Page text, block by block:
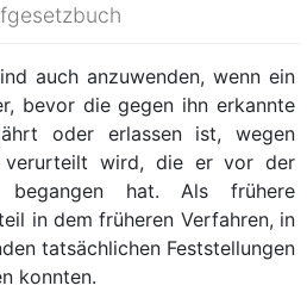
auch anzuwenden, wenn ein
bevor die gegen ihn erkannte
oder erlassen ist, wegen
verurteilt wird, die er vor der
begangen hat. Als frühere
in dem früheren Verfahren, in
tatsächlichen Feststellungen
konnten.